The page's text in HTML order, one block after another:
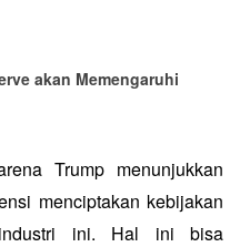
akan Memengaruhi
Trump menunjukkan
menciptakan kebijakan
ini. Hal ini bisa